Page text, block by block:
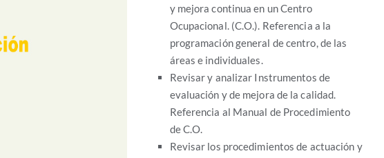
y mejora continua en un Centro
Ocupacional. (C.O.). Referencia a la
programación general de centro, de las
áreas e individuales.
Revisar y analizar Instrumentos de
evaluación y de mejora de la calidad.
Referencia al Manual de Procedimiento
de C.O.
Revisar los procedimientos de actuación y